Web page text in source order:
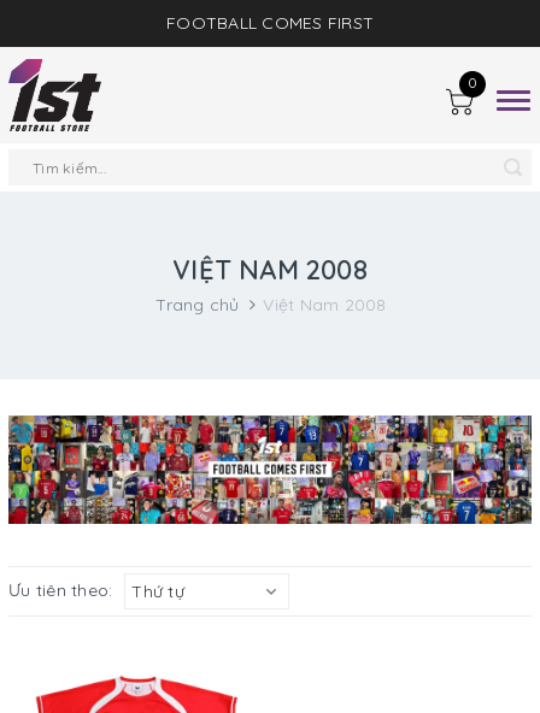
FOOTBALL COMES FIRST
0
VIỆT NAM 2008
Trang chủ Việt Nam 2008
Ưu tiên theo: Thứ tự